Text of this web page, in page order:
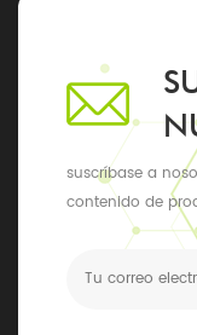
suscríbase a
contenido de
y